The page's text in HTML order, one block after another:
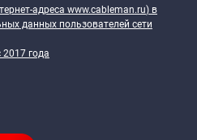
адреса www.cableman.ru) в
данных пользователей сети
года